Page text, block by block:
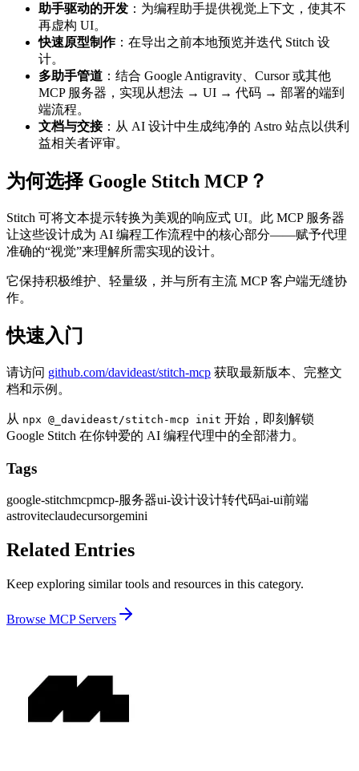
助手驱动的开发 ：为编程助手提供视觉上下文，使其不
再虚构 UI。
快速原型制作：在导出之前本地预览并迭代 Stitch 设
计。
多助手管道 ：结合 Google Antigravity、Cursor 或其他
MCP 服务器，实现从想法 → UI → 代码 → 部署的端到
端流程。
文档与交接：从 AI 设计中生成纯净的 Astro 站点以供利
益相关者评审。
为何选择 Google Stitch MCP？
Stitch 可将文本提示转换为美观的响应式 UI。此 MCP 服务器
让这些设计成为 AI 编程工作流程中的核心部分——赋予代理
准确的“视觉”来理解所需实现的设计。
它保持积极维护、轻量级，并与所有主流 MCP 客户端无缝协
作。
快速入门
请访问 github.com/davideast/stitch-mcp 获取最新版本、完整文
档和示例。
从 npx @_davideast/stitch-mcp init 开始，即刻解锁
Google Stitch 在你钟爱的 AI 编程代理中的全部潜力。
Tags
google-stitchmcpmcp-服务器ui-设计设计转代码ai-ui前端
astroviteclaudecursorgemini
Related Entries
Keep exploring similar tools and resources in this category.
Browse MCP Servers